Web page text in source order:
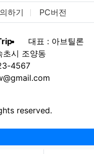
하기 PC버전
대표 : 아브틸론
초시 조양동
4567
reserved.